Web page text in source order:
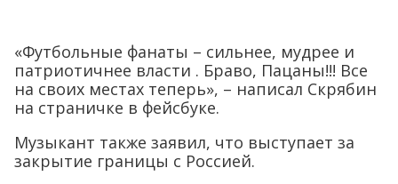
«Футбольные фанаты – сильнее, мудрее и
патриотичнее власти . Браво, Пацаны!!! Все
на своих местах теперь», – написал Скрябин
на страничке в фейсбуке.
Музыкант также заявил, что выступает за
закрытие границы с Россией.